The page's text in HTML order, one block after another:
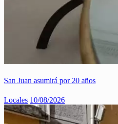
San Juan asumirá por 20 años
Locales 10/08/2026